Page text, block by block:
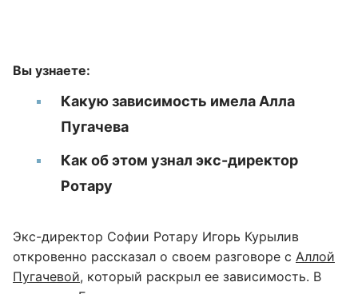
Вы узнаете:
Какую зависимость имела Алла
Пугачева
Как об этом узнал экс-директор
Ротару
Экс-директор Софии Ротару Игорь Курылив
откровенно рассказал о своем разговоре с Аллой
Пугачевой, который раскрыл ее зависимость. В